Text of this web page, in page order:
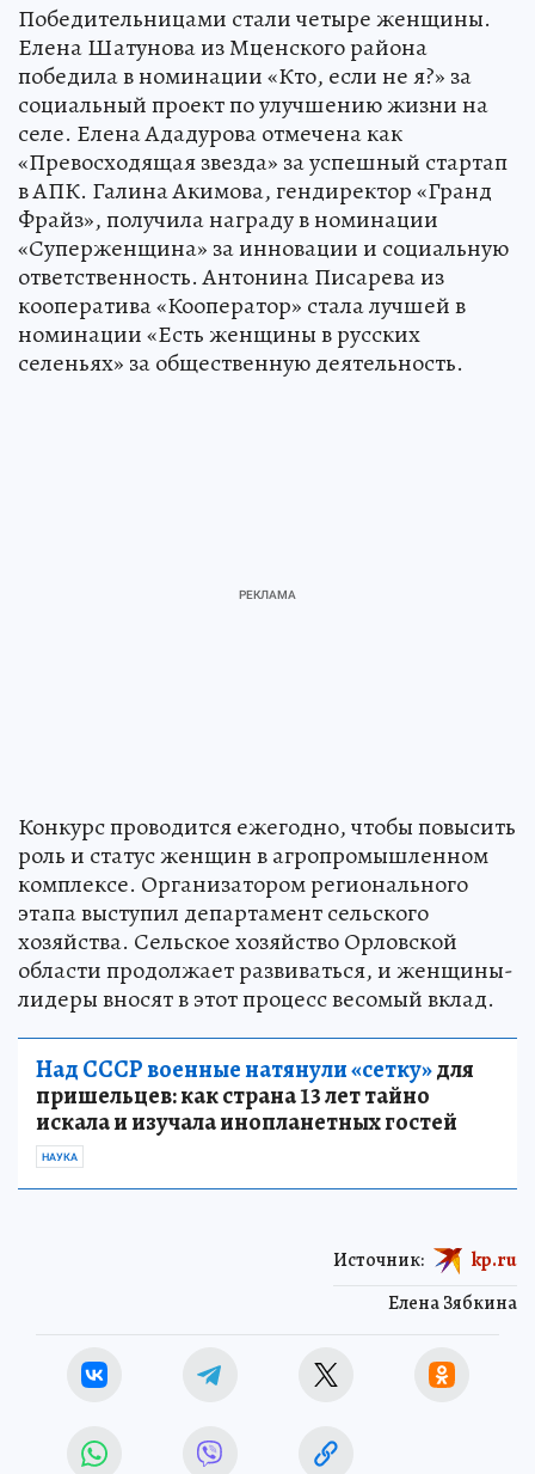
Победительницами стали четыре женщины.
Елена Шатунова из Мценского района
победила в номинации «Кто, если не я?» за
социальный проект по улучшению жизни на
селе. Елена Ададурова отмечена как
«Превосходящая звезда» за успешный стартап
в АПК. Галина Акимова, гендиректор «Гранд
Фрайз», получила награду в номинации
«Суперженщина» за инновации и социальную
ответственность. Антонина Писарева из
кооператива «Кооператор» стала лучшей в
номинации «Есть женщины в русских
селеньях» за общественную деятельность.
Конкурс проводится ежегодно, чтобы повысить
роль и статус женщин в агропромышленном
комплексе. Организатором регионального
этапа выступил департамент сельского
хозяйства. Сельское хозяйство Орловской
области продолжает развиваться, и женщины-
лидеры вносят в этот процесс весомый вклад.
Над СССР военные натянули «сетку»для
пришельцев: как страна 13 лет тайно
искала и изучала инопланетных гостей
НАУКА
Елена Зябкина
Источник: kp.ru